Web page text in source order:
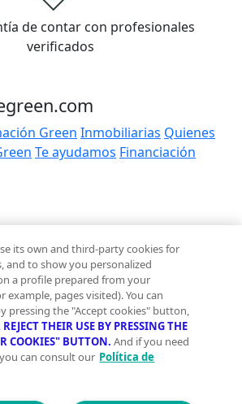
de contar con profesionales
verificados
Green Inmobiliarias Quienes
Te ayudamos Financiación
its own and third-party cookies for
and to show you personalized
a profile prepared from your
example, pages visited). You can
pressing the "Accept cookies" button,
THEIR USE BY PRESSING THE
COOKIES" BUTTON. And if you need
can consult our Política de